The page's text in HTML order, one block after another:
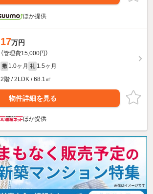
ほか提供
17万円
（管理費15,000円）
敷 1.0ヶ月 礼 1.5ヶ月
2階 / 2LDK / 68.1㎡
物件詳細を見る
ほか提供